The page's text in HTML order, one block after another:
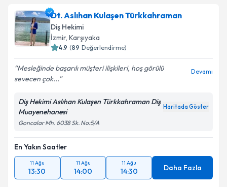
Dt. Aslıhan Kulaşen Türkkahraman
Diş Hekimi
İzmir, Karşıyaka
4.9 (89 Değerlendirme)
Mesleğinde başarılı müşteri ilişkileri, hoş görülü
sevecen çok...
Devamı
Diş Hekimi Aslıhan Kulaşen Türkkahraman Diş
Muayenehanesi
Haritada Göster
Goncalar Mh. 6038 Sk. No:5/A
En Yakın Saatler
11 Ağu
13:30
11 Ağu
14:00
11 Ağu
14:30 Daha Fazla